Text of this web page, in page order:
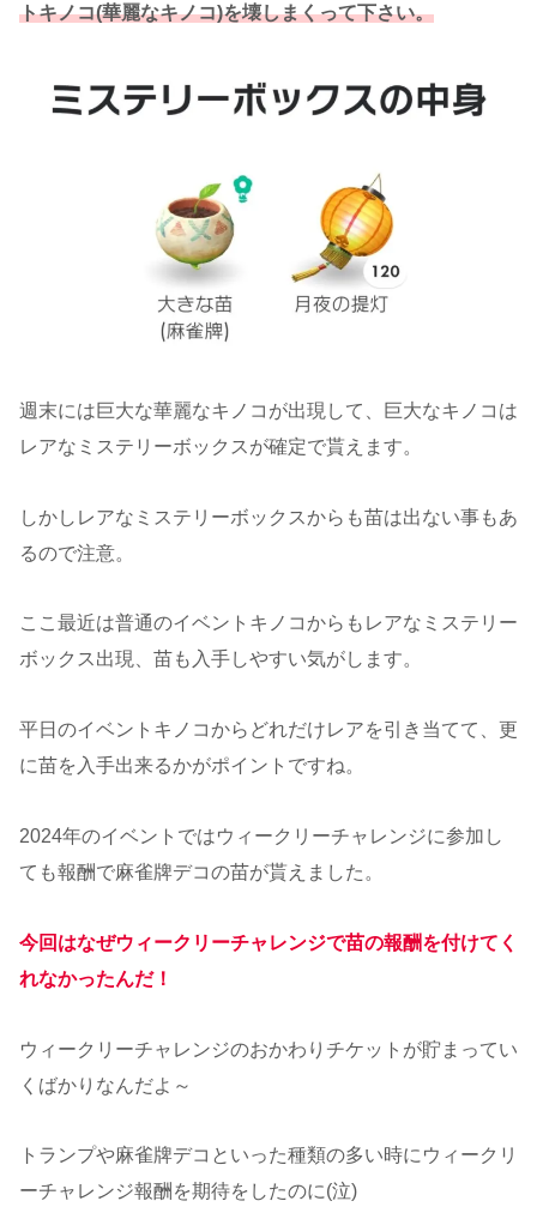
トキノコ(華麗なキノコ)を壊しまくって下さい。
週末には巨大な華麗なキノコが出現して、巨大なキノコは
レアなミステリーボックスが確定で貰えます。
しかしレアなミステリーボックスからも苗は出ない事もあ
るので注意。
ここ最近は普通のイベントキノコからもレアなミステリー
ボックス出現、苗も入手しやすい気がします。
平日のイベントキノコからどれだけレアを引き当てて、更
に苗を入手出来るかがポイントですね。
2024年のイベントではウィークリーチャレンジに参加し
ても報酬で麻雀牌デコの苗が貰えました。
今回はなぜウィークリーチャレンジで苗の報酬を付けてく
れなかったんだ！
ウィークリーチャレンジのおかわりチケットが貯まってい
くばかりなんだよ～
トランプや麻雀牌デコといった種類の多い時にウィークリ
ーチャレンジ報酬を期待をしたのに(泣)